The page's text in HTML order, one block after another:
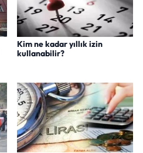
Kim ne kadar yıllık izin
kullanabilir?